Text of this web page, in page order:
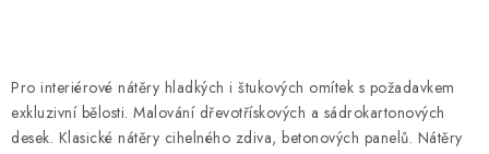
Pro interiérové nátěry hladkých i štukových omítek s požadavkem
exkluzivní bělosti. Malování dřevotřískových a sádrokartonových
desek. Klasické nátěry cihelného zdiva, betonových panelů. Nátěry